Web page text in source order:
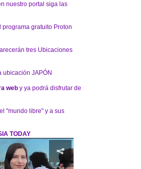
nuestro portal siga las
gratuito Proton
tres Ubicaciones
ubicación JAPÓN
web y ya podrá disfrutar de
"mundo libre" y a sus
TODAY